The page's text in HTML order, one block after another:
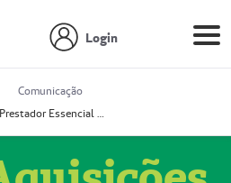
Login
Comunicação
Prestador Essencial Gestão em Saúde Ereli (51004354-7)